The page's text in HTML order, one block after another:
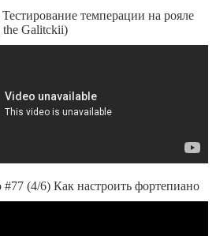
темперации на рояле
the Galitckii)
(4/6) Как настроить фортепиано